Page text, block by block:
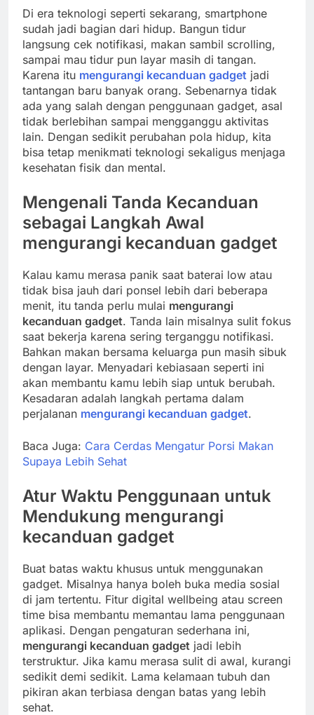
Di era teknologi seperti sekarang, smartphone
sudah jadi bagian dari hidup. Bangun tidur
langsung cek notifikasi, makan sambil scrolling,
sampai mau tidur pun layar masih di tangan.
Karena itu mengurangi kecanduan gadget jadi
tantangan baru banyak orang. Sebenarnya tidak
ada yang salah dengan penggunaan gadget, asal
tidak berlebihan sampai mengganggu aktivitas
lain. Dengan sedikit perubahan pola hidup, kita
bisa tetap menikmati teknologi sekaligus menjaga
kesehatan fisik dan mental.
Mengenali Tanda Kecanduan
sebagai Langkah Awal
mengurangi kecanduan gadget
Kalau kamu merasa panik saat baterai low atau
tidak bisa jauh dari ponsel lebih dari beberapa
menit, itu tanda perlu mulai mengurangi
kecanduan gadget. Tanda lain misalnya sulit fokus
saat bekerja karena sering terganggu notifikasi.
Bahkan makan bersama keluarga pun masih sibuk
dengan layar. Menyadari kebiasaan seperti ini
akan membantu kamu lebih siap untuk berubah.
Kesadaran adalah langkah pertama dalam
perjalanan mengurangi kecanduan gadget.
Baca Juga: Cara Cerdas Mengatur Porsi Makan
Supaya Lebih Sehat
Atur Waktu Penggunaan untuk
Mendukung mengurangi
kecanduan gadget
Buat batas waktu khusus untuk menggunakan
gadget. Misalnya hanya boleh buka media sosial
di jam tertentu. Fitur digital wellbeing atau screen
time bisa membantu memantau lama penggunaan
aplikasi. Dengan pengaturan sederhana ini,
mengurangi kecanduan gadget jadi lebih
terstruktur. Jika kamu merasa sulit di awal, kurangi
sedikit demi sedikit. Lama kelamaan tubuh dan
pikiran akan terbiasa dengan batas yang lebih
sehat.